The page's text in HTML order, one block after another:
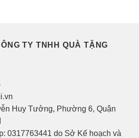
TY TNHH QUÀ TẶNG
Huy Tưởng, Phường 6, Quận
0317763441 do Sở Kế hoạch và